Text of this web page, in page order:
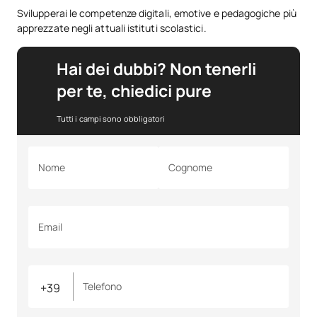
Svilupperai le competenze digitali, emotive e pedagogiche più
apprezzate negli attuali istituti scolastici.
Hai dei dubbi? Non tenerli
per te, chiedici pure
Tutti i campi sono obbligatori
Nome Cognome
Email
Telefono